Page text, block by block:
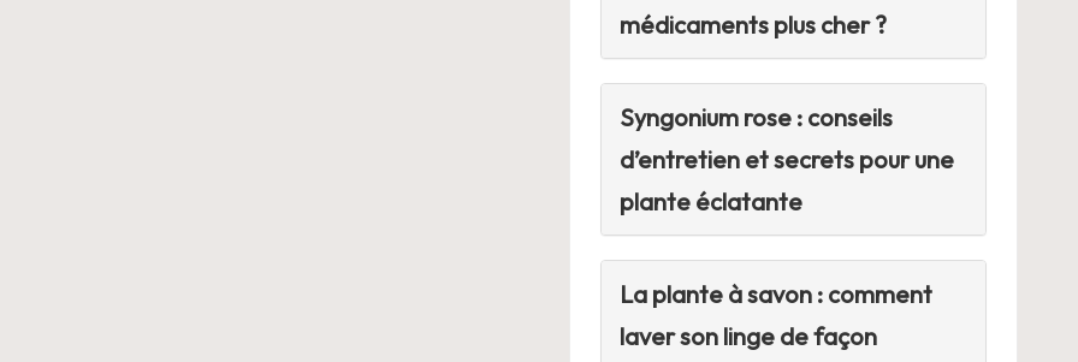
médicaments plus cher ?
Syngonium rose : conseils
d’entretien et secrets pour une
plante éclatante
La plante à savon : comment
laver son linge de façon